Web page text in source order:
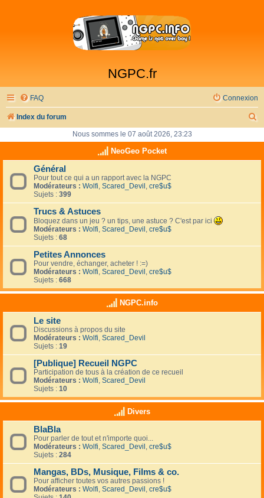
NGPC.fr
FAQ Connexion
Index du forum
h
Nous sommes le 07 août 2026, 23:23
NeoGeo Pocket
Général
Pour tout ce qui a un rapport avec la NGPC
Modérateurs : Wolfi, Scared_Devil , cre$u$
Sujets : 399
Trucs & Astuces
Bloquez dans un jeu ? un tips, une astuce ? C'est par ici
Modérateurs : Wolfi, Scared_Devil , cre$u$
Sujets : 68
Petites Annonces
Pour vendre, échanger, acheter ! :=)
Modérateurs : Wolfi, Scared_Devil , cre$u$
Sujets : 668
NGPC.info
Le site
Discussions à propos du site
Modérateurs : Wolfi, Scared_Devil
Sujets : 19
[Publique] Recueil NGPC
Participation de tous à la création de ce recueil
Modérateurs : Wolfi, Scared_Devil
Sujets : 10
Divers
BlaBla
Pour parler de tout et n'importe quoi...
Modérateurs : Wolfi, Scared_Devil, cre$u$
Sujets : 284
Mangas, BDs, Musique, Films & co.
Pour afficher toutes vos autres passions !
Modérateurs : Wolfi, Scared_Devil, cre$u$